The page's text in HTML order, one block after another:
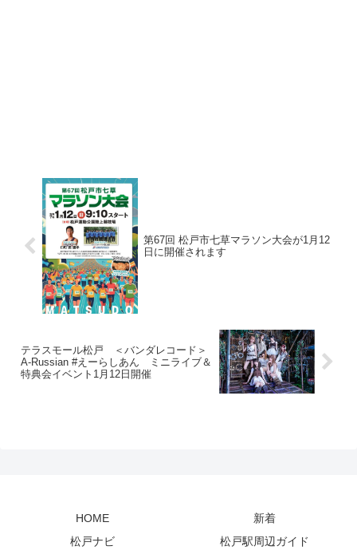
第67回 松戸市七草マラソン大会が1月12
日に開催されます
テラスモール松戸 ＜バンダレコード＞
A-Russian #えーらしあん ミニライブ＆
特典会イベント1月12日開催
HOME
新着
松戸ナビ
松戸駅周辺ガイド